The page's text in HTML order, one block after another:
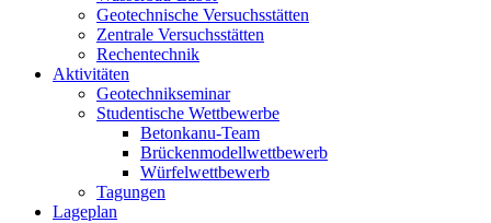
Geotechnische Versuchsstätten
Zentrale Versuchsstätten
Rechentechnik
Aktivitäten
Geotechnikseminar
Studentische Wettbewerbe
Betonkanu-Team
Brückenmodellwettbewerb
Würfelwettbewerb
Tagungen
Lageplan